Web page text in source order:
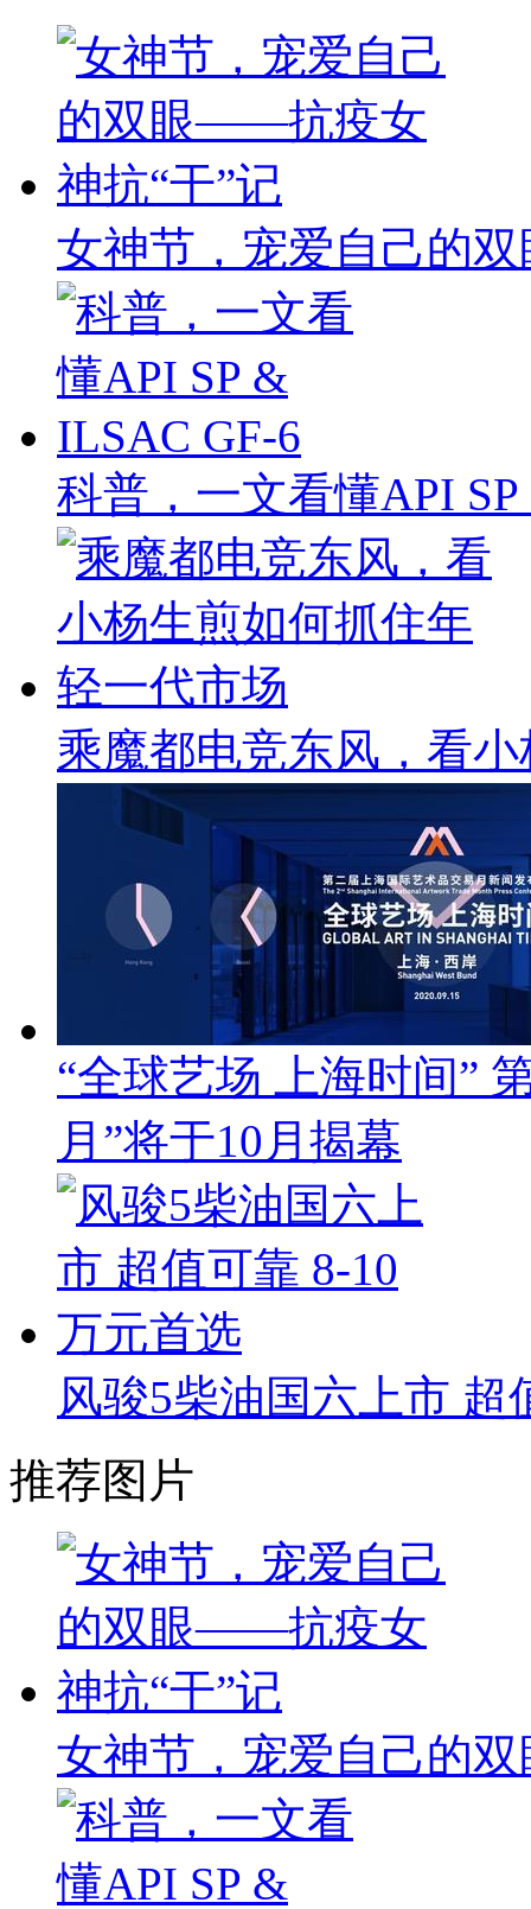
女神节，宠爱自己的
科普，一文看懂API
乘魔都电竞东风，看
“全球艺场 上海时间”
月”将于10月揭幕
风骏5柴油国六上市 超
推荐图片
女神节，宠爱自己的